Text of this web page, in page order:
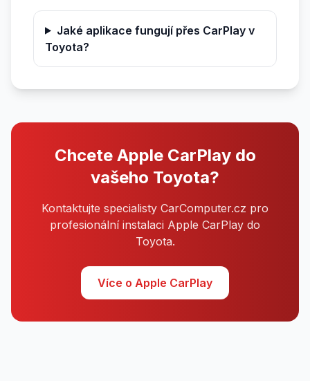
Jaké aplikace fungují přes CarPlay v
Toyota?
Chcete Apple CarPlay do
vašeho Toyota?
Kontaktujte specialisty CarComputer.cz pro
profesionální instalaci Apple CarPlay do
Toyota.
Více o Apple CarPlay